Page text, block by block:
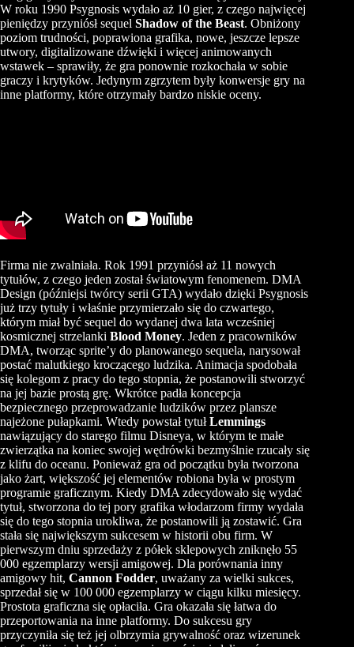
W roku 1990 Psygnosis wydało aż 10 gier, z czego najwięcej
pieniędzy przyniósł sequel Shadow of the Beast. Obniżony
poziom trudności, poprawiona grafika, nowe, jeszcze lepsze
utwory, digitalizowane dźwięki i więcej animowanych
wstawek – sprawiły, że gra ponownie rozkochała w sobie
graczy i krytyków. Jedynym zgrzytem były konwersje gry na
inne platformy, które otrzymały bardzo niskie oceny.
Firma nie zwalniała. Rok 1991 przyniósł aż 11 nowych
tytułów, z czego jeden został światowym fenomenem. DMA
Design (późniejsi twórcy serii GTA) wydało dzięki Psygnosis
już trzy tytuły i właśnie przymierzało się do czwartego,
którym miał być sequel do wydanej dwa lata wcześniej
kosmicznej strzelanki Blood Money. Jeden z pracowników
DMA, tworząc sprite’y do planowanego sequela, narysował
postać malutkiego kroczącego ludzika. Animacja spodobała
się kolegom z pracy do tego stopnia, że postanowili stworzyć
na jej bazie prostą grę. Wkrótce padła koncepcja
bezpiecznego przeprowadzanie ludzików przez plansze
najeżone pułapkami. Wtedy powstał tytułLemmings
nawiązujący do starego filmu Disneya, w którym te małe
zwierzątka na koniec swojej wędrówki bezmyślnie rzucały się
z klifu do oceanu. Ponieważ gra od początku była tworzona
jako żart, większość jej elementów robiona była w prostym
programie graficznym. Kiedy DMA zdecydowało się wydać
tytuł, stworzona do tej pory grafika włodarzom firmy wydała
się do tego stopnia urokliwa, że postanowili ją zostawić. Gra
stała się największym sukcesem w historii obu firm. W
pierwszym dniu sprzedaży z półek sklepowych zniknęło 55
000 egzemplarzy wersji amigowej. Dla porównania inny
amigowy hit, Cannon Fodder, uważany za wielki sukces,
sprzedał się w 100 000 egzemplarzy w ciągu kilku miesięcy.
Prostota graficzna się opłaciła. Gra okazała się łatwa do
przeportowania na inne platformy. Do sukcesu gry
przyczyniła się też jej olbrzymia grywalność oraz wizerunek